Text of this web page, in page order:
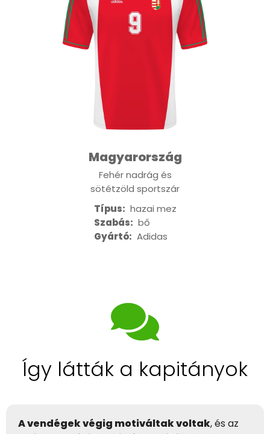
Magyarország
Fehér nadrág és
sötétzöld sportszár
Típus: hazai mez
Szabás: bő
Gyártó: Adidas
Így látták a kapitányok
A vendégek végig motiváltak voltak, és az